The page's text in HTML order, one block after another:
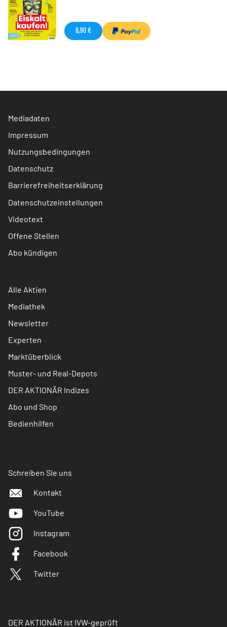
8,90 €
Mediadaten
Impressum
Nutzungsbedingungen
Datenschutz
Barrierefreiheitserklärung
Datenschutzeinstellungen
Videotext
Offene Stellen
Abo kündigen
Alle Aktien
Mediathek
Newsletter
Experten
Marktüberblick
Muster- und Real-Depots
DER AKTIONÄR Indizes
Abo und Shop
Bedienhilfen
Schreiben Sie uns
Kontakt
YouTube
Instagram
Facebook
Twitter
DER AKTIONÄR ist IVW-geprüft